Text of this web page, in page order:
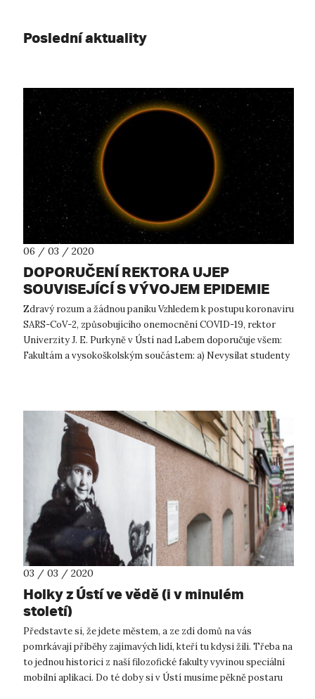
Poslední aktuality
06 / 03 / 2020
DOPORUČENÍ REKTORA UJEP
SOUVISEJÍCÍ S VÝVOJEM EPIDEMIE
KORONAVIRU
Zdravý rozum a žádnou paniku Vzhledem k postupu koronaviru
SARS-CoV-2, způsobujícího onemocnění COVID-19, rektor
Univerzity J. E. Purkyně v Ústí nad Labem doporučuje všem:
Fakultám a vysokoškolským součástem: a) Nevysílat studenty
03 / 03 / 2020
Holky z Ústí ve vědě (i v minulém
století)
Představte si, že jdete městem, a ze zdí domů na vás
pomrkávají příběhy zajímavých lidí, kteří tu kdysi žili. Třeba na
to jednou historici z naší filozofické fakulty vyvinou speciální
mobilní aplikaci. Do té doby si v Ústí musíme pěkně postaru